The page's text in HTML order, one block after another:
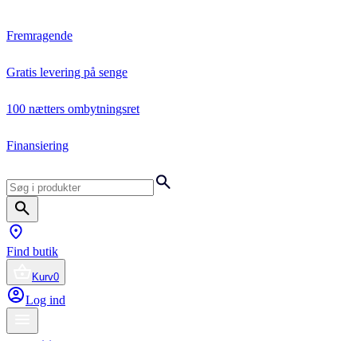
Fremragende
Gratis levering på senge
100 nætters ombytningsret
Finansiering
Find butik
Kurv0
Log ind